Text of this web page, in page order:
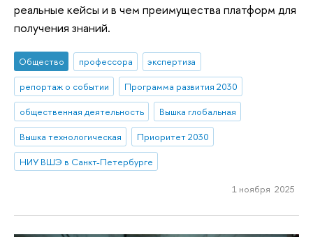
реальные кейсы и в чем преимущества платформ для
получения знаний.
Общество профессора
экспертиза
репортаж о событии
Программа развития 2030
общественная деятельность
Вышка глобальная
Вышка технологическая
Приоритет 2030
НИУ ВШЭ в Санкт-Петербурге
1 ноября 2025